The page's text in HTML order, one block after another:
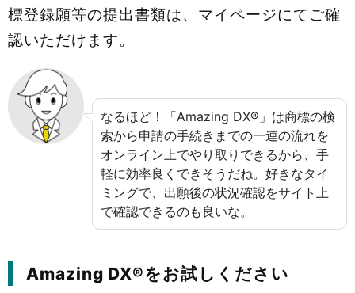
標登録願等の提出書類は、マイページにてご確
認いただけます。
なるほど！「Amazing DX®」は商標の検
索から申請の手続きまでの一連の流れを
オンライン上でやり取りできるから、手
軽に効率良くできそうだね。好きなタイ
ミングで、出願後の状況確認をサイト上
で確認できるのも良いな。
Amazing DX®をお試しください